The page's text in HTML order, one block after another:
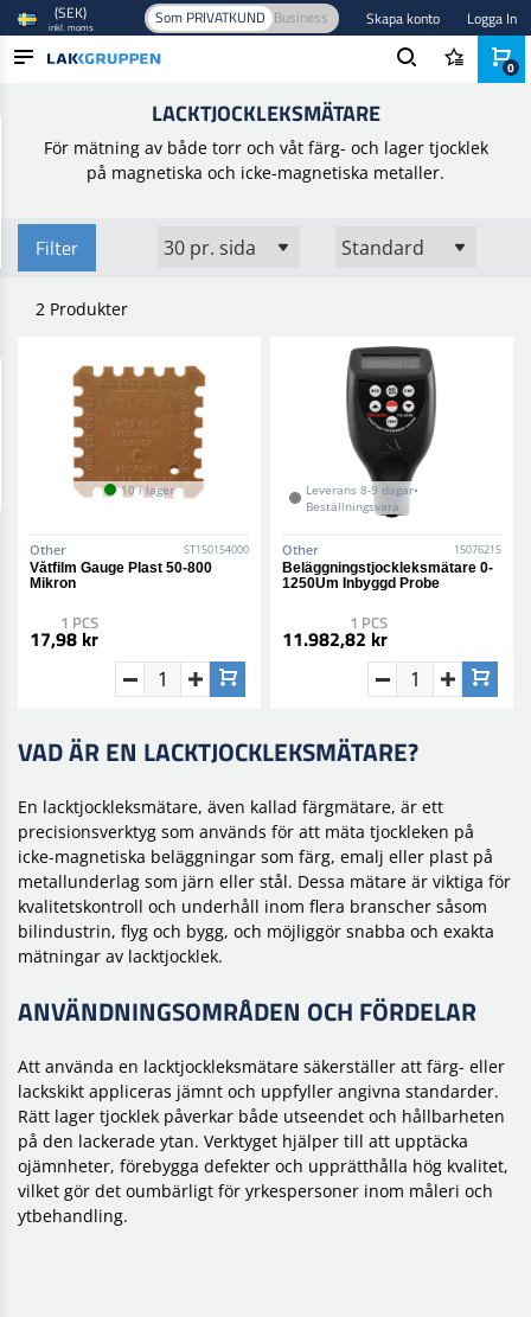
BRANSCHER
BLOGG
NYHETER
(SEK)
inkl. moms Som PRIVATKUND Business Skapa konto Logga In
LACKTJOCKLEKSMÄTARE
För mätning av både torr och våt färg- och lager tjocklek
på magnetiska och icke-magnetiska metaller.
Filter
2 Produkter
10 i lager
Other ST150154000
Våtfilm Gauge Plast 50-800
Mikron
1 PCS
17,98 kr
Leverans 8-9 dagar•
Beställningsvara
Other 15076215
Beläggningstjockleksmätare 0-
1250Um Inbyggd Probe
1 PCS
11.982,82 kr
VAD ÄR EN LACKTJOCKLEKSMÄTARE?
En lacktjockleksmätare, även kallad färgmätare, är ett
precisionsverktyg som används för att mäta tjockleken på
icke-magnetiska beläggningar som färg, emalj eller plast på
metallunderlag som järn eller stål. Dessa mätare är viktiga för
kvalitetskontroll och underhåll inom flera branscher såsom
bilindustrin, flyg och bygg, och möjliggör snabba och exakta
mätningar av lacktjocklek.
ANVÄNDNINGSOMRÅDEN OCH FÖRDELAR
Att använda en lacktjockleksmätare säkerställer att färg- eller
lackskikt appliceras jämnt och uppfyller angivna standarder.
Rätt lager tjocklek påverkar både utseendet och hållbarheten
på den lackerade ytan. Verktyget hjälper till att upptäcka
ojämnheter, förebygga defekter och upprätthålla hög kvalitet,
vilket gör det oumbärligt för yrkespersoner inom måleri och
ytbehandling.
0